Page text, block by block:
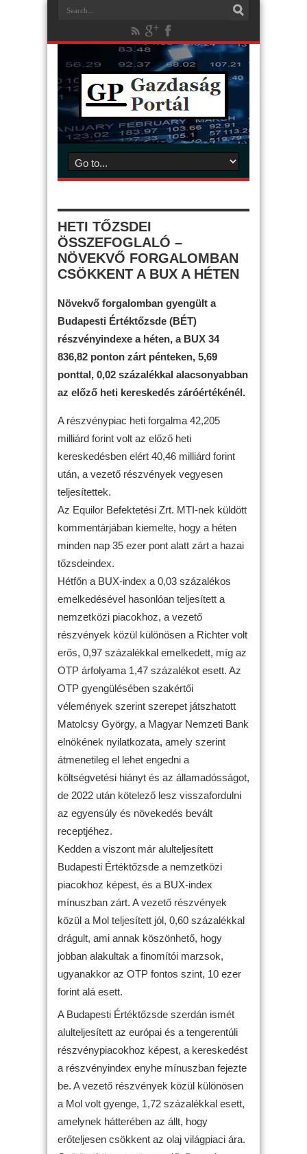
HETI TŐZSDEI
ÖSSZEFOGLALÓ –
NÖVEKVŐ FORGALOMBAN
CSÖKKENT A BUX A HÉTEN
Növekvő forgalomban gyengült a
Budapesti Értéktőzsde (BÉT)
részvényindexe a héten, a BUX 34
836,82 ponton zárt pénteken, 5,69
ponttal, 0,02 százalékkal alacsonyabban
az előző heti kereskedés záróértékénél.
A részvénypiac heti forgalma 42,205
milliárd forint volt az előző heti
kereskedésben elért 40,46 milliárd forint
után, a vezető részvények vegyesen
teljesítettek.
Az Equilor Befektetési Zrt. MTI-nek küldött
kommentárjában kiemelte, hogy a héten
minden nap 35 ezer pont alatt zárt a hazai
tőzsdeindex.
Hétfőn a BUX-index a 0,03 százalékos
emelkedésével hasonlóan teljesített a
nemzetközi piacokhoz, a vezető
részvények közül különösen a Richter volt
erős, 0,97 százalékkal emelkedett, míg az
OTP árfolyama 1,47 százalékot esett. Az
OTP gyengülésében szakértői
vélemények szerint szerepet játszhatott
Matolcsy György, a Magyar Nemzeti Bank
elnökének nyilatkozata, amely szerint
átmenetileg el lehet engedni a
költségvetési hiányt és az államadósságot,
de 2022 után kötelező lesz visszafordulni
az egyensúly és növekedés bevált
receptjéhez.
Kedden a viszont már alulteljesített
Budapesti Értéktőzsde a nemzetközi
piacokhoz képest, és a BUX-index
mínuszban zárt. A vezető részvények
közül a Mol teljesített jól, 0,60 százalékkal
drágult, ami annak köszönhető, hogy
jobban alakultak a finomítói marzsok,
ugyanakkor az OTP fontos szint, 10 ezer
forint alá esett.
A Budapesti Értéktőzsde szerdán ismét
alulteljesített az európai és a tengerentúli
részvénypiacokhoz képest, a kereskedést
a részvényindex enyhe mínuszban fejezte
be. A vezető részvények közül különösen
a Mol volt gyenge, 1,72 százalékkal esett,
amelynek hátterében az állt, hogy
erőteljesen csökkent az olaj világpiaci ára.